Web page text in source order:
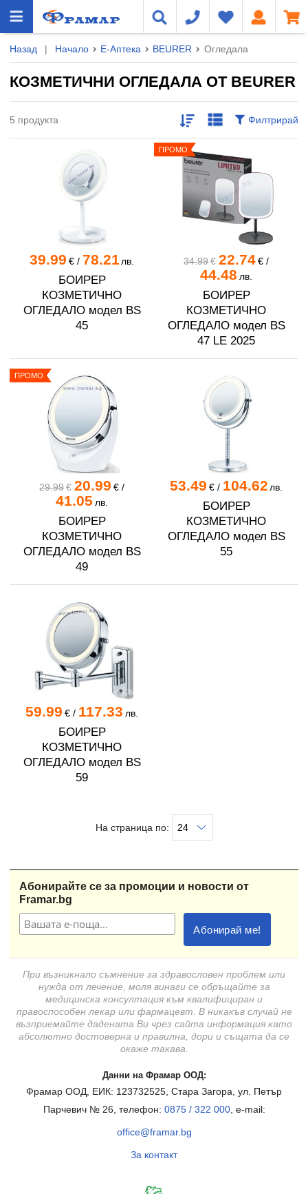
Назад | Начало Е-Аптека BEURER Огледала
КОЗМЕТИЧНИ ОГЛЕДАЛА ОТ BEURER
5 продукта Филтрирай
39.99 €/ 78.21лв.
БОИРЕР
КОЗМЕТИЧНО
ОГЛЕДАЛО модел BS
45
34.99€ 22.74€/
44.48 лв.
БОИРЕР
КОЗМЕТИЧНО
ОГЛЕДАЛО модел BS
47 LE 2025
ПРОМО
29.99€ 20.99 €/
41.05 лв.
БОИРЕР
КОЗМЕТИЧНО
ОГЛЕДАЛО модел BS
49
ПРОМО
53.49 €/ 104.62 лв.
БОИРЕР
КОЗМЕТИЧНО
ОГЛЕДАЛО модел BS
55
59.99 € / 117.33 лв.
БОИРЕР
КОЗМЕТИЧНО
ОГЛЕДАЛО модел BS
59
На страница по:
Абонирайте се за промоции и новости от
Framar.bg
При възникнало съмнение за здравословен проблем или
нужда от лечение, моля винаги се обръщайте за
медицинска консултация към квалифициран и
правоспособен лекар или фармацевт. В никакъв случай не
възприемайте дадената Ви чрез сайта информация като
абсолютно достоверна и правилна, дори и същата да се
окаже такава.
Данни на Фрамар ООД:
Фрамар ООД, ЕИК: 123732525, Стара Загора, ул. Петър
Парчевич № 26, телефон: 0875 / 322 000, e-mail:
office@framar.bg
За контакт